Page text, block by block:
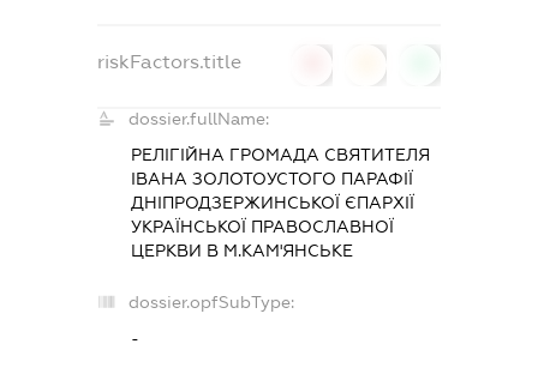
riskFactors.title
dossier.fullName:
РЕЛІГІЙНА ГРОМАДА СВЯТИТЕЛЯ
ІВАНА ЗОЛОТОУСТОГО ПАРАФІЇ
ДНІПРОДЗЕРЖИНСЬКОЇ ЄПАРХІЇ
УКРАЇНСЬКОЇ ПРАВОСЛАВНОЇ
ЦЕРКВИ В М.КАМ'ЯНСЬКЕ
dossier.opfSubType:
-